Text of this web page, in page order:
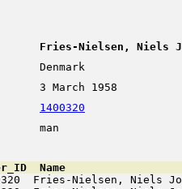
Fries-Nielsen, Niels
Denmark
3 March 1958
1400320
man
Name
Fries-Nielsen,